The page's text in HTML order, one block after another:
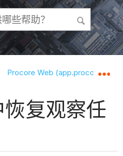
层次
Procore Web
复观察任